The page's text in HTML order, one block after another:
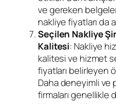
ve gereken
nakliye fiyatları da
Seçilen Nakliye
Kalitesi: Nakliye
kalitesi ve hizmet
fiyatları belirleyen
Daha deneyimli ve
firmaları genellikle